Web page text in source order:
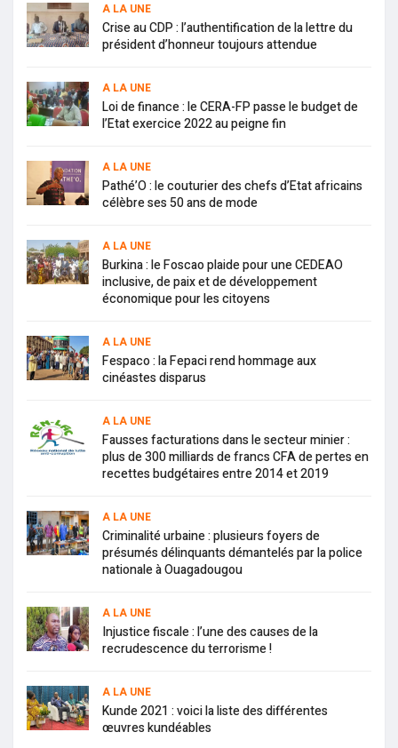
A LA UNE
Crise au CDP : l’authentification de la lettre du
président d’honneur toujours attendue
A LA UNE
Loi de finance : le CERA-FP passe le budget de
l’Etat exercice 2022 au peigne fin
A LA UNE
Pathé’O : le couturier des chefs d’Etat africains
célèbre ses 50 ans de mode
A LA UNE
Burkina : le Foscao plaide pour une CEDEAO
inclusive, de paix et de développement
économique pour les citoyens
A LA UNE
Fespaco : la Fepaci rend hommage aux
cinéastes disparus
A LA UNE
Fausses facturations dans le secteur minier :
plus de 300 milliards de francs CFA de pertes en
recettes budgétaires entre 2014 et 2019
A LA UNE
Criminalité urbaine : plusieurs foyers de
présumés délinquants démantelés par la police
nationale à Ouagadougou
A LA UNE
Injustice fiscale : l’une des causes de la
recrudescence du terrorisme !
A LA UNE
Kunde 2021 : voici la liste des différentes
œuvres kundéables